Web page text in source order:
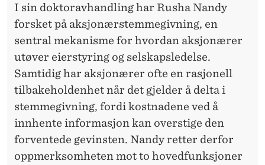
I sin doktoravhandling har Rusha Nandy
forsket på aksjonærstemmegivning, en
sentral mekanisme for hvordan aksjonærer
utøver eierstyring og selskapsledelse.
Samtidig har aksjonærer ofte en rasjonell
tilbakeholdenhet når det gjelder å delta i
stemmegivning, fordi kostnadene ved å
innhente informasjon kan overstige den
forventede gevinsten. Nandy retter derfor
oppmerksomheten mot to hovedfunksjoner